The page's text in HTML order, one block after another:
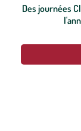
Des journées